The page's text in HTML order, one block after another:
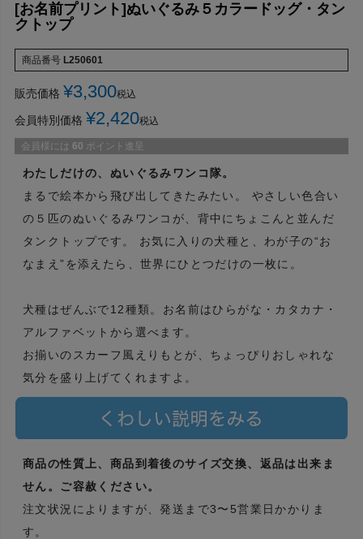
[お名前プリント]ぬいぐるみ５カラードッグ・タン
クトップ
商品番号 L250601
販売価格 ¥3,300税込
会員特別価格 ¥2,420税込
会員様には 60 ポイント進呈
わたしだけの、ぬいぐるみワンコ隊。
まるで絵本から飛び出してきたみたい。 やさしい色合い
の５匹のぬいぐるみワンコが、背中にちょこんと並んだ
タンクトップです。 お気に入りの犬種と、わが子の“お
なまえ”を添えたら、世界にひとつだけの一枚に。
犬種はぜんぶで12種類。お名前はひらがな・カタカナ・
アルファベットから選べます。
お揃いのスカーフ風えりもとが、ちょっぴりおしゃれな
気分を盛り上げてくれますよ。
商品の性質上、商品到着後のサイズ交換、返品は出来ま
せん。ご容赦ください。
注文状況によりますが、発送まで3〜5営業日かかりま
す。